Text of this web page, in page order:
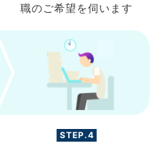
職のご希望を伺います
STEP.4